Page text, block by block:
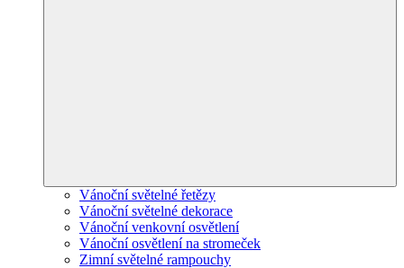
Vánoční světelné řetězy
Vánoční světelné dekorace
Vánoční venkovní osvětlení
Vánoční osvětlení na stromeček
Zimní světelné rampouchy